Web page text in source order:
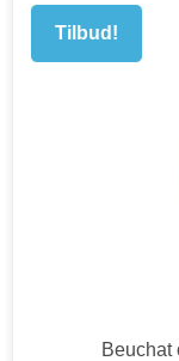
Tilbud!
Beuchat